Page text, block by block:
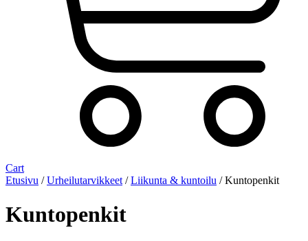
Cart
Etusivu /Urheilutarvikkeet /Liikunta & kuntoilu / Kuntopenkit
Kuntopenkit